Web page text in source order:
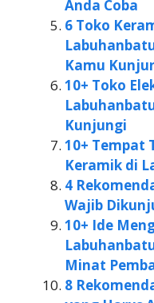
Anda Coba
6 Toko
Kamu
10+ Toko
Kunjungi
10+ Tempat
Keramik di
4
Wajib
10+ Ide
Minat
8